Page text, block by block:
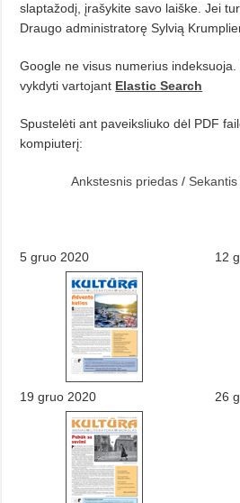
slaptažodį, įrašykite savo laiške. Jei
Draugo administratorę Sylvią
Google ne visus numerius
vykdyti vartojant Elastic Search
Spustelėti ant paveiksliuko dėl PDF
kompiuterį:
Ankstesnis priedas/
5 gruo 2020 12
19 gruo 2020 26